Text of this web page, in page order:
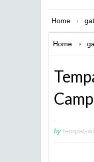
Home ›
Home
by tempat-